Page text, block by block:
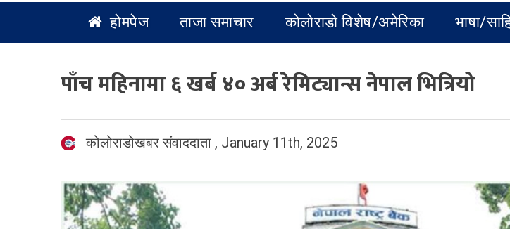
होमपेज ताजा समाचार कोलोराडो विशेष/अमेरिका भाषा/
पाँच महिनामा ६ खर्ब ४० अर्ब रेमिट्यान्स नेपाल भित्रियो
कोलोराडोखबर संवाददाता , January 11th, 2025